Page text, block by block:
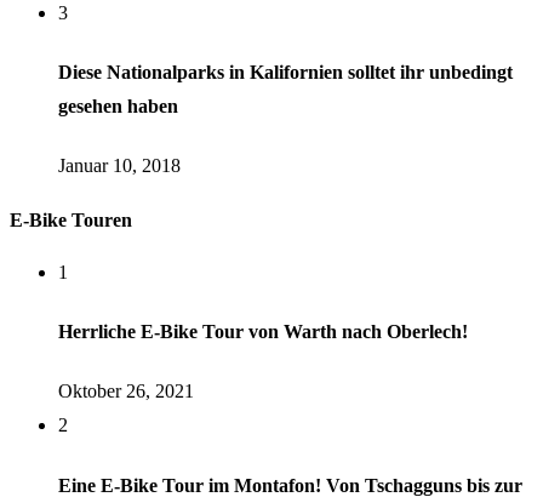
3
Diese Nationalparks in Kalifornien solltet ihr unbedingt
gesehen haben
Januar 10, 2018
E-Bike Touren
1
Herrliche E-Bike Tour von Warth nach Oberlech!
Oktober 26, 2021
2
Eine E-Bike Tour im Montafon! Von Tschagguns bis zur